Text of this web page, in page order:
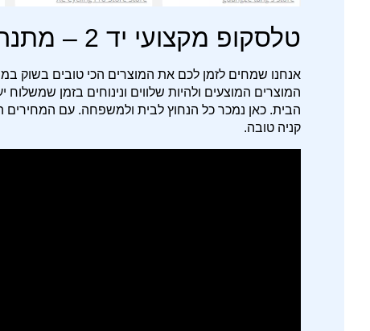
טלסקופ מקצועי יד 2 – מתנה מקורית ליום הולדת
אנחנו שמחים לזמן לכם את המוצרים הכי טובים בשוק
המוצרים המוצעים ולהיות שלווים ונינוחים בזמן
הבית. כאן נמכר כל הנחוץ לבית ולמשפחה. עם המחירים
קניה טובה.